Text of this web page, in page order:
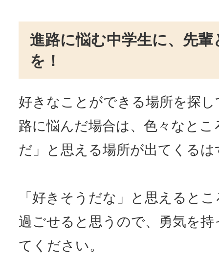
進路に悩む中学生に、先
を！
好きなことができる場所を探
路に悩んだ場合は、色々なと
だ」と思える場所が出てくるは
「好きそうだな」と思えると
過ごせると思うので、勇気を
てください。